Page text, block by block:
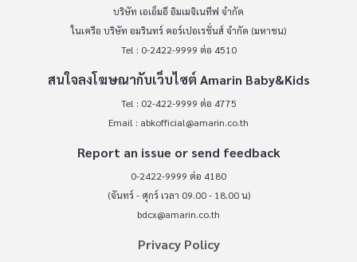
บริษัท เอเอ็มอี อิมเมจิเนทีฟ จำกัด
ในเครือ บริษัท อมรินทร์ คอร์เปอเรชั่นส์ จำกัด (มหาชน)
Tel : 0-2422-9999 ต่อ 4510
สนใจลงโฆษณากับเว็บไซต์ Amarin Baby&Kids
Tel : 02-422-9999 ต่อ 4775
Email : abkofficial@amarin.co.th
Report an issue or send feedback
0-2422-9999 ต่อ 4180
(จันทร์ - ศุกร์ เวลา 09.00 - 18.00 น)
bdcx@amarin.co.th
Privacy Policy